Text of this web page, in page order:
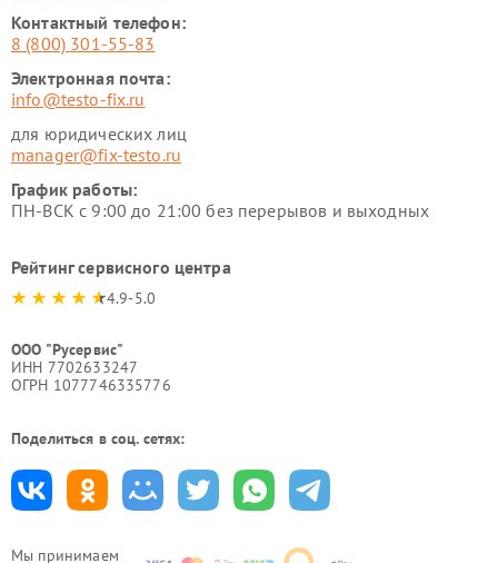
Мы принимаем
Контактный телефон:
8 (800) 301-55-83
Электронная почта:
info@testo-fix.ru
для юридических лиц
manager@fix-testo.ru
График работы:
ПН-ВСК с 9:00 до 21:00 без перерывов и выходных
Рейтинг сервисного центра
4.9-5.0
ООО "Русервис"
ИНН 7702633247
ОГРН 1077746335776
Поделиться в соц. сетях: